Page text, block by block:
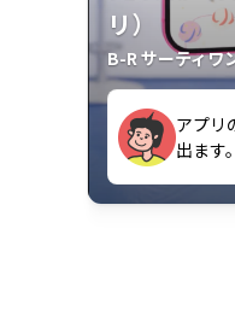
リ）
B-R サーティワ
アプリ
出ます。
クラス
が楽し